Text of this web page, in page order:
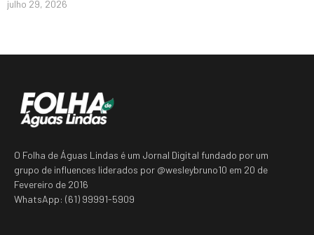
julho 29, 2026
O Folha de Águas Lindas é um Jornal Digital fundado por um
grupo de influences liderados por @wesleybruno10 em 20 de
Fevereiro de 2016
WhatsApp: (61) 99991-5909